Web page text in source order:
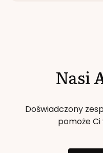
Nasi
Doświadczony
pomoże Ci